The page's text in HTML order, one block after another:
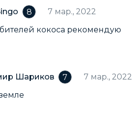
8
7 мар., 2022
кокоса рекомендую
Шариков 7
7 мар., 2022